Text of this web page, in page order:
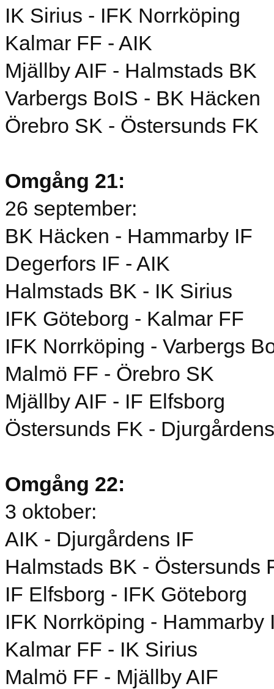
IK Sirius - IFK Norrköping
Kalmar FF - AIK
Mjällby AIF - Halmstads BK
Varbergs BoIS - BK Häcken
Örebro SK - Östersunds FK
Omgång 21:
26 september:
BK Häcken - Hammarby IF
Degerfors IF - AIK
Halmstads BK - IK Sirius
IFK Göteborg - Kalmar FF
IFK Norrköping - Varbergs
Malmö FF - Örebro SK
Mjällby AIF - IF Elfsborg
Östersunds FK -
Omgång 22:
3 oktober:
AIK - Djurgårdens IF
Halmstads BK - Östersunds
IF Elfsborg - IFK Göteborg
IFK Norrköping - Hammarby
Kalmar FF - IK Sirius
Malmö FF - Mjällby AIF